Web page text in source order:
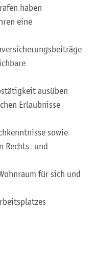
haben
eine
ausüben
Erlaubnisse
sowie
Rechts- und
für sich und